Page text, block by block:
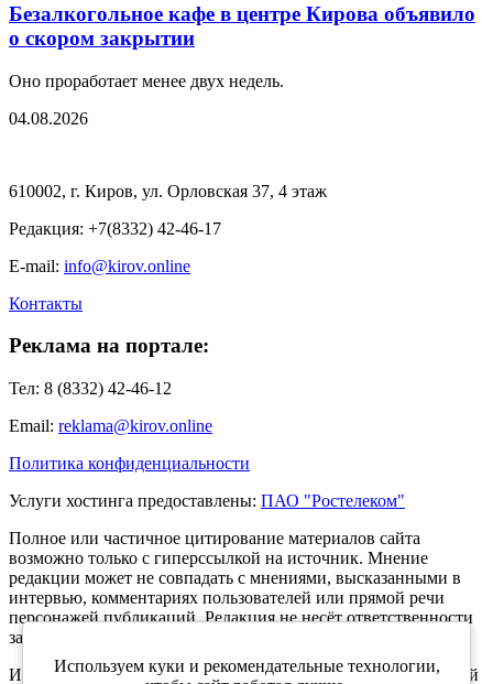
Безалкогольное кафе в центре Кирова объявило
о скором закрытии
Оно проработает менее двух недель.
04.08.2026
610002, г. Киров, ул. Орловская 37, 4 этаж
Редакция: +7(8332) 42-46-17
E-mail: info@kirov.online
Контакты
Реклама на портале:
Тел: 8 (8332) 42-46-12
Email: reklama@kirov.online
Политика конфиденциальности
Услуги хостинга предоставлены: ПАО "Ростелеком"
Полное или частичное цитирование материалов сайта
возможно только с гиперссылкой на источник. Мнение
редакции может не совпадать с мнениями, высказанными в
интервью, комментариях пользователей или прямой речи
персонажей публикаций. Редакция не несёт ответственности
за текст комментариев читателей.
Интернет-портал Kirov.online зарегистрирован в Федеральной
Используем куки и рекомендательные технологии,